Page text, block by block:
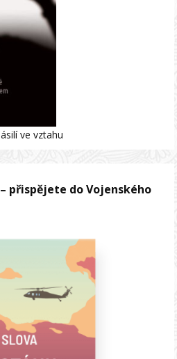
ve vztahu
přispějete do Vojenského